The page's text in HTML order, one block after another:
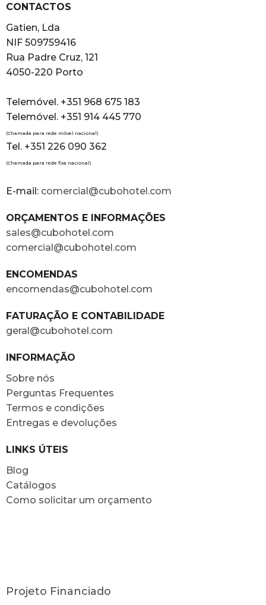
CONTACTOS
Gatien, Lda
NIF 509759416
Rua Padre Cruz, 121
4050-220 Porto
Telemóvel. +351 968 675 183
Telemóvel. +351 914 445 770
(Chamada para rede móvel nacional)
Tel. +351 226 090 362
(Chamada para rede fixa nacional)
E-mail: comercial@cubohotel.com
ORÇAMENTOS E INFORMAÇÕES
sales@cubohotel.com
comercial@cubohotel.com
ENCOMENDAS
encomendas@cubohotel.com
FATURAÇÃO E CONTABILIDADE
geral@cubohotel.com
INFORMAÇÃO
Sobre nós
Perguntas Frequentes
Termos e condições
Entregas e devoluções
LINKS ÚTEIS
Blog
Catálogos
Como solicitar um orçamento
Projeto Financiado